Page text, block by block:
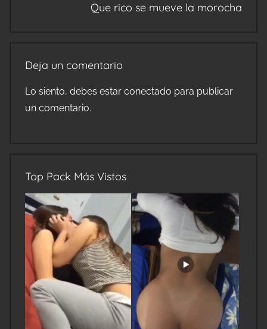
Que rico se mueve la morocha
Deja un comentario
Lo siento, debes estar conectado para publicar
un comentario.
Top Pack Más Vistos